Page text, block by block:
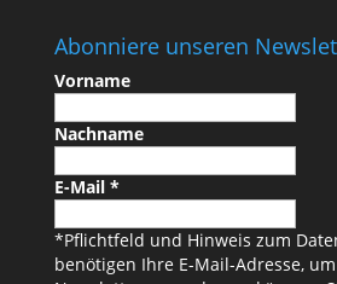
Abonniere unseren
Vorname
Nachname
E-Mail *
*Pflichtfeld und Hinweis zum
benötigen Ihre E-Mail-Adresse,